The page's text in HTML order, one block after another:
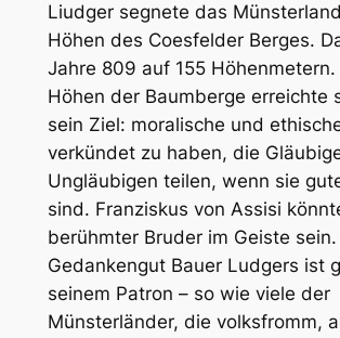
Liudger segnete das
Höhen des Coesfelder Berges.
Jahre 809 auf 155 Höhenmetern.
Höhen der Baumberge erreichte
sein Ziel: moralische und
verkündet zu haben, die
Ungläubigen teilen, wenn sie
sind. Franziskus von Assisi
berühmter Bruder im Geiste sein.
Gedankengut Bauer Ludgers ist
seinem Patron – so wie viele der
Münsterländer, die volksfromm,